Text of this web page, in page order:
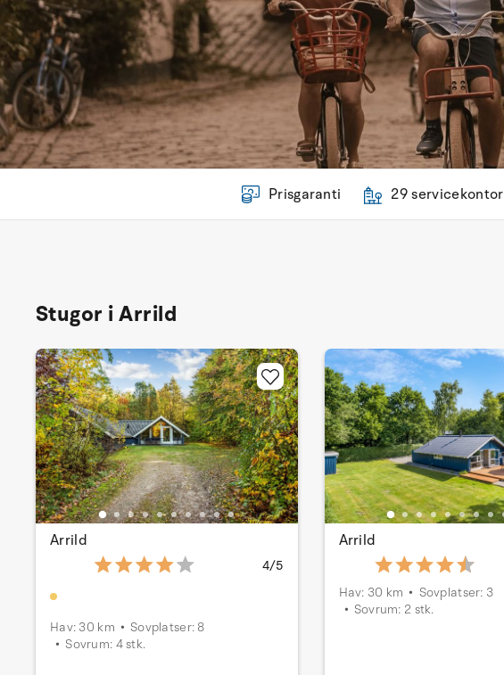
Prisgaranti 29 servicekontor
Stugor i Arrild
Arrild
4/5
Hav: 30 km
Sovplatser: 8
Sovrum: 4 stk.
Arrild
Hav: 30 km
Sovplatser: 3
Sovrum: 2 stk.